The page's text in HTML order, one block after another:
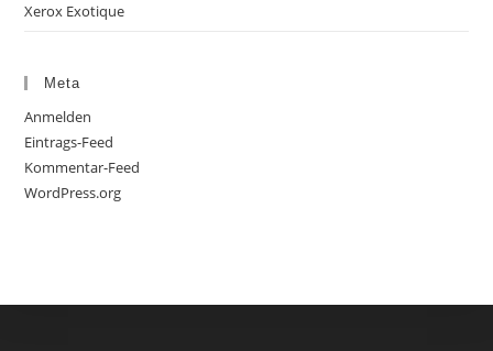
Xerox Exotique
Meta
Anmelden
Eintrags-Feed
Kommentar-Feed
WordPress.org